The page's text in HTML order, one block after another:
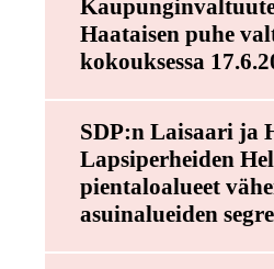
Haataisen puhe
kokouksessa
SDP:n Laisaari ja
Lapsiperheiden
pientaloalueet
asuinalueiden